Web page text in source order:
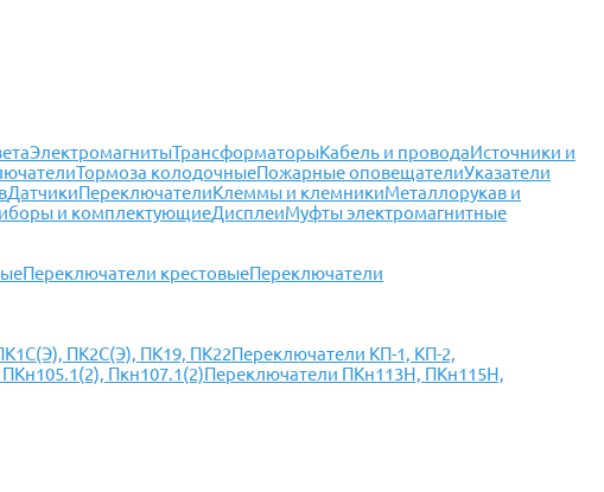
ЭлектромагнитыТрансформаторыКабель и проводаИсточники и
Тормоза колодочныеПожарные оповещателиУказатели
ДатчикиПереключателиКлеммы и клемникиМеталлорукав и
и комплектующиеДисплеиМуфты электромагнитные
Переключатели крестовыеПереключатели
ПК2С(Э), ПК19, ПК22Переключатели КП-1, КП-2,
Пкн107.1(2)Переключатели ПКн113Н, ПКн115Н,